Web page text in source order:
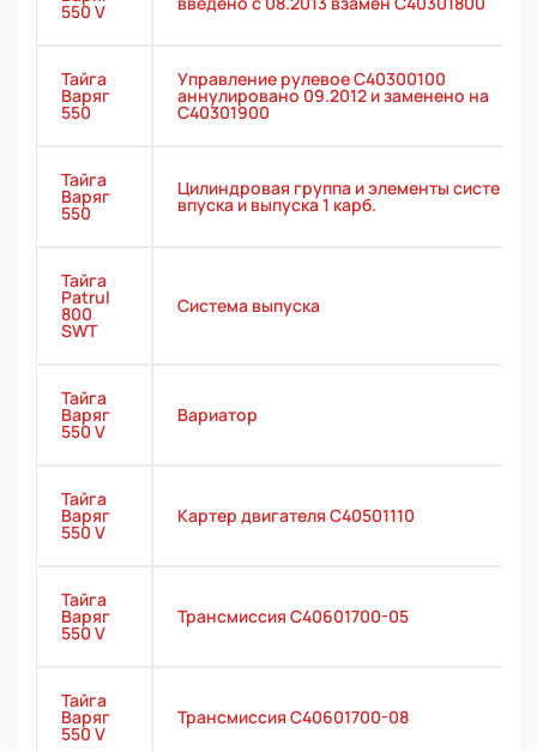
550 V
Тайга
Варяг
550
Управление рулевое С40300100
аннулировано 09.2012 и заменено на
С40301900
Тайга
Варяг
550
Цилиндровая группа и элементы систем
впуска и выпуска 1 карб.
Тайга
Patrul
800
SWT
Система выпуска
Тайга
Варяг
550 V
Вариатор
Тайга
Варяг
550 V
Картер двигателя С40501110
Тайга
Варяг
550 V
Трансмиссия С40601700-05
Тайга
Варяг
550 V
Трансмиссия С40601700-08